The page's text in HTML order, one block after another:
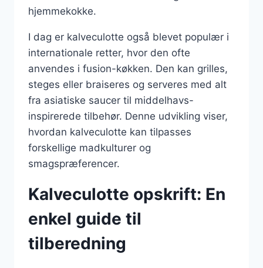
hjemmekokke.
I dag er kalveculotte også blevet populær i
internationale retter, hvor den ofte
anvendes i fusion-køkken. Den kan grilles,
steges eller braiseres og serveres med alt
fra asiatiske saucer til middelhavs-
inspirerede tilbehør. Denne udvikling viser,
hvordan kalveculotte kan tilpasses
forskellige madkulturer og
smagspræferencer.
Kalveculotte opskrift: En
enkel guide til
tilberedning